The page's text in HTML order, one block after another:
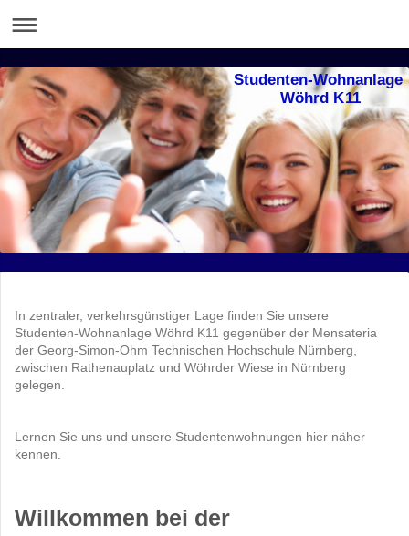
Studenten-Wohnanlage
Wöhrd K11
In zentraler, verkehrsgünstiger Lage finden Sie unsere
Studenten-Wohnanlage Wöhrd K11 gegenüber der Mensateria
der Georg-Simon-Ohm Technischen Hochschule Nürnberg,
zwischen Rathenauplatz und Wöhrder Wiese in Nürnberg
gelegen.
Lernen Sie uns und unsere Studentenwohnungen hier näher
kennen.
Willkommen bei der